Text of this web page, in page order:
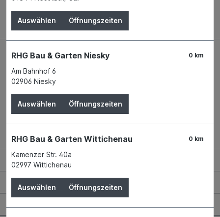
Kontaktdaten und Öffnungszeiten
RHG Helfer
Wissenswertes
Auswählen Öffnungszeiten
0 km
RHG Bau & Garten Niesky
Am Bahnhof 6
02906 Niesky
Auswählen Öffnungszeiten
0 km
RHG Bau & Garten Wittichenau
Kamenzer Str. 40a
02997 Wittichenau
Auswählen Öffnungszeiten